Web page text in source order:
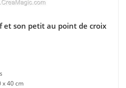
et son petit au point de croix
x 40 cm